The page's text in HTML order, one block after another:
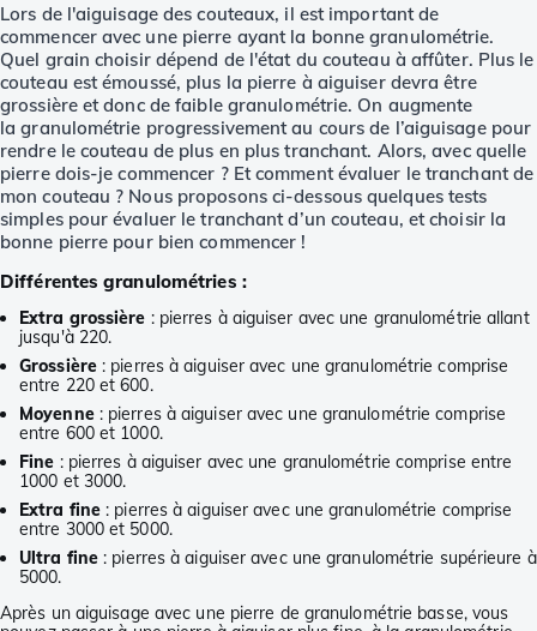
Lors de l'aiguisage des couteaux, il est important de
commencer avec une pierre ayant la bonne granulométrie.
Quel grain choisir dépend de l'état du couteau à affûter. Plus le
couteau est émoussé, plus la pierre à aiguiser devra être
grossière et donc de faible granulométrie. On augmente
la granulométrie progressivement au cours de l’aiguisage pour
rendre le couteau de plus en plus tranchant. Alors, avec quelle
pierre dois-je commencer ? Et comment évaluer le tranchant de
mon couteau ? Nous proposons ci-dessous quelques tests
simples pour évaluer le tranchant d’un couteau, et choisir la
bonne pierre pour bien commencer !
Différentes granulométries :
Extra grossière : pierres à aiguiser avec une granulométrie allant
jusqu'à 220.
Grossière: pierres à aiguiser avec une granulométrie comprise
entre 220 et 600.
Moyenne: pierres à aiguiser avec une granulométrie comprise
entre 600 et 1000.
Fine : pierres à aiguiser avec une granulométrie comprise entre
1000 et 3000.
Extra fine : pierres à aiguiser avec une granulométrie comprise
entre 3000 et 5000.
Ultra fine : pierres à aiguiser avec une granulométrie supérieure à
5000.
Après un aiguisage avec une pierre de granulométrie basse, vous